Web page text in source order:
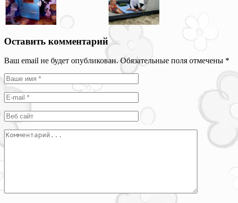
Оставить комментарий
Ваш email не будет опубликован. Обязательные поля отмечены *